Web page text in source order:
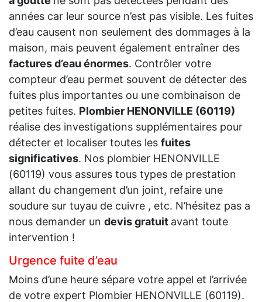
années car leur source n’est pas visible. Les fuites
d’eau causent non seulement des dommages à la
maison, mais peuvent également entraîner des
factures d’eau énormes. Contrôler votre
compteur d’eau permet souvent de détecter des
fuites plus importantes ou une combinaison de
petites fuites. Plombier HENONVILLE (60119)
réalise des investigations supplémentaires pour
détecter et localiser toutes les fuites
significatives. Nos plombier HENONVILLE
(60119) vous assures tous types de prestation
allant du changement d’un joint, refaire une
soudure sur tuyau de cuivre , etc. N’hésitez pas a
nous demander un devis gratuit avant toute
intervention !
Urgence fuite d’eau
Moins d’une heure sépare votre appel et l’arrivée
de votre expert Plombier HENONVILLE (60119).